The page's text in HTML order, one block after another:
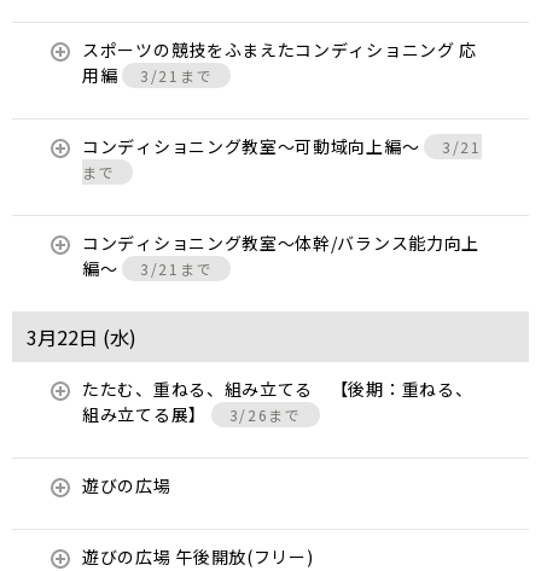
スポーツの競技をふまえたコンディショニング 応
用編
3/21まで
コンディショニング教室〜可動域向上編〜
3/21
まで
コンディショニング教室〜体幹/バランス能力向上
編〜
3/21まで
3月22日 (水)
たたむ、重ねる、組み立てる 【後期：重ねる、
組み立てる展】
3/26まで
遊びの広場
遊びの広場 午後開放(フリー)